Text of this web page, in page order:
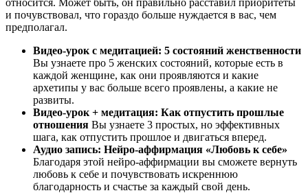
и почувствовал, что гораздо больше нуждается в вас, чем
предполагал.
Видео-урок с медитацией: 5 состояний женственности
Вы узнаете про 5 женских состояний, которые есть в
каждой женщине, как они проявляются и какие
архетипы у вас больше всего проявлены, а какие не
развиты.
Видео-урок + медитация: Как отпустить прошлые
отношения Вы узнаете 3 простых, но эффективных
шага, как отпустить прошлое и двигаться вперед.
Аудио запись: Нейро-аффирмация «Любовь к себе»
Благодаря этой нейро-аффирмации вы сможете вернуть
любовь к себе и почувствовать искреннюю
благодарность и счастье за каждый свой день.